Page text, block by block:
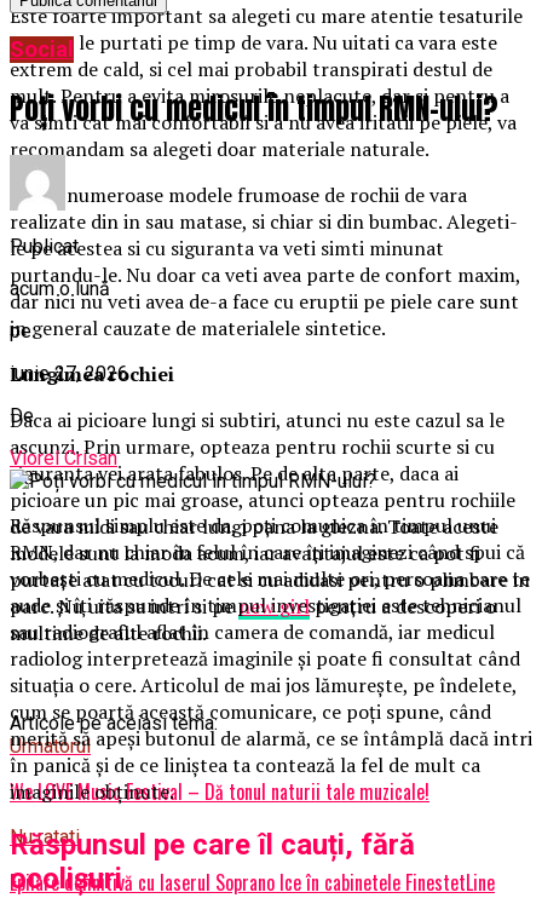
Este foarte important sa alegeti cu mare atentie tesaturile
pe care le purtati pe timp de vara. Nu uitati ca vara este
extrem de cald, si cel mai probabil transpirati destul de
mult. Pentru a evita mirosurile neplacute, dar si pentru a
va simti cat mai confortabil si a nu avea iritatii pe piele, va
recomandam sa alegeti doar materiale naturale.
Exista numeroase modele frumoase de rochii de vara
realizate din in sau matase, si chiar si din bumbac. Alegeti-
le pe acestea si cu siguranta va veti simti minunat
purtandu-le. Nu doar ca veti avea parte de confort maxim,
dar nici nu veti avea de-a face cu eruptii pe piele care sunt
in general cauzate de materialele sintetice.
Lungimea rochiei
Daca ai picioare lungi si subtiri, atunci nu este cazul sa le
ascunzi. Prin urmare, opteaza pentru rochii scurte si cu
siguranta vei arata fabulos. Pe de alta parte, daca ai
picioare un pic mai groase, atunci opteaza pentru rochiile
de vara midi sau chiar lungi pana la glezna. Toate aceste
modele sunt la moda acum, iar avantajul este ca pot fi
purtate atat cu tocuri cat si cu adidasi pentru o plimbare in
parc. Nu uita sa intri si penew girlpentru a descoperi o
multime de alte rochii.
Articole pe aceiasi tema:
Urmatorul
We LOVE Music Festival – Dă tonul naturii tale muzicale!
Nu ratati
Epilare definitivă cu laserul Soprano Ice în cabinetele FinestetLine
Social
Poți vorbi cu medicul în timpul RMN-ului?
Publicat
acum o lună
pe
iunie 27, 2026
De
Viorel Crisan
Răspunsul simplu este da, poți comunica în timpul unui
RMN, dar nu chiar în felul în care îți imaginezi când spui că
vorbești cu medicul. De cele mai multe ori, persoana care te
aude și îți răspunde în timpul investigației este tehnicianul
sau radiograful aflat în camera de comandă, iar medicul
radiolog interpretează imaginile și poate fi consultat când
situația o cere. Articolul de mai jos lămurește, pe îndelete,
cum se poartă această comunicare, ce poți spune, când
merită să apeși butonul de alarmă, ce se întâmplă dacă intri
în panică și de ce liniștea ta contează la fel de mult ca
imaginile obținute.
Răspunsul pe care îl cauți, fără
ocolișuri